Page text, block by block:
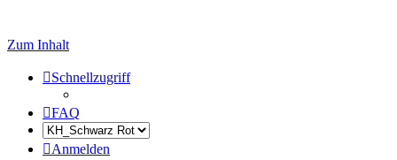
Zum Inhalt
Schnellzugriff
FAQ
Anmelden